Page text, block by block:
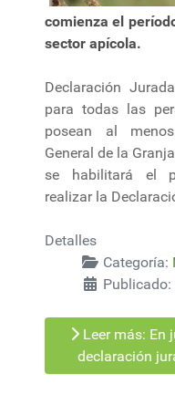
comienza el
sector apícola.
Declaración
para todas las
posean al
General de la
se habilitará el
realizar la
Detalles
Categoría:
Leer más: En
declaración